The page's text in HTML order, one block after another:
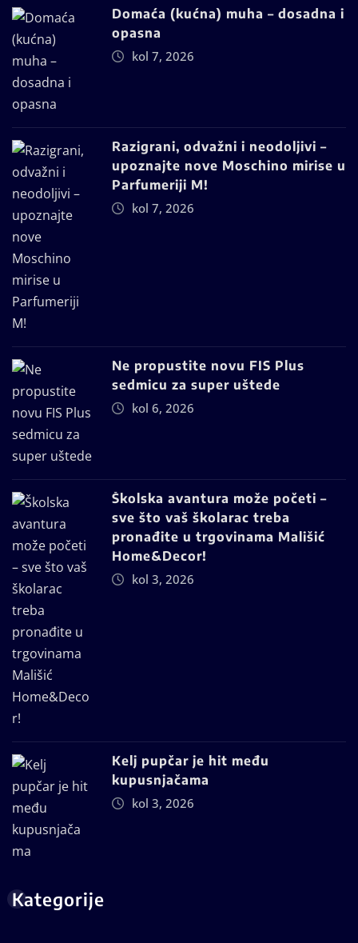
Domaća (kućna) muha – dosadna i
opasna
kol 7, 2026
Razigrani, odvažni i neodoljivi –
upoznajte nove Moschino mirise u
Parfumeriji M!
kol 7, 2026
Ne propustite novu FIS Plus
sedmicu za super uštede
kol 6, 2026
Školska avantura može početi –
sve što vaš školarac treba
pronađite u trgovinama Mališić
Home&Decor!
kol 3, 2026
Kelj pupčar je hit među
kupusnjačama
kol 3, 2026
Kategorije